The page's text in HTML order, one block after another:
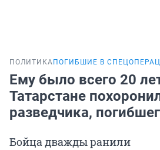
ПОЛИТИКА ПОГИБШИЕ В
Ему было всего 20
Татарстане
разведчика,
Бойца дважды ранили